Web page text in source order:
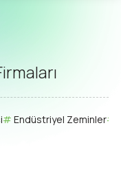
Endüstriyel Zeminler